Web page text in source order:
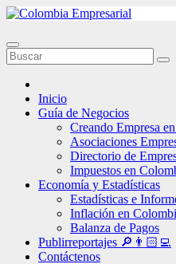
Ir
contenido
Inicio
Guía de Negocios
Creando Empresa
Asociaciones
Directorio de
Impuestos en
Economía y Estadísticas
Estadísticas e
Inflación en
Balanza de Pagos
Publirreportajes 🔎👨🏻‍💻
Contáctenos